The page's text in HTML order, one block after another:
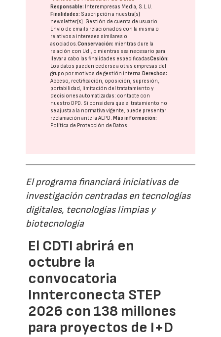
Responsable: Interempresas Media, S.L.U.
Finalidades: Suscripción a nuestra(s)
newsletter(s). Gestión de cuenta de usuario.
Envío de emails relacionados con la misma o
relativos a intereses similares o
asociados.Conservación: mientras dure la
relación con Ud., o mientras sea necesario para
llevar a cabo las finalidades especificadasCesión:
Los datos pueden cederse a otras empresas del
grupo por motivos de gestión interna.Derechos:
Acceso, rectificación, oposición, supresión,
portabilidad, limitación del tratatamiento y
decisiones automatizadas: contacte con
nuestro DPD. Si considera que el tratamiento no
se ajusta a la normativa vigente, puede presentar
reclamación ante laAEPD.Más información:
Política de Protección de Datos
El programa financiará iniciativas de
investigación centradas en tecnologías
digitales, tecnologías limpias y
biotecnología
El CDTI abrirá en
octubre la
convocatoria
Innterconecta STEP
2026 con 138 millones
para proyectos de I+D